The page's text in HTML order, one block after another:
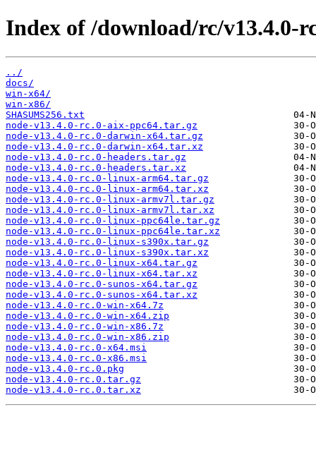
Index of /download/rc/v13.4.0-
../
docs/
win-x64/
win-x86/
SHASUMS256.txt
node-v13.4.0-rc.0-aix-ppc64.tar.gz
node-v13.4.0-rc.0-darwin-x64.tar.gz
node-v13.4.0-rc.0-darwin-x64.tar.xz
node-v13.4.0-rc.0-headers.tar.gz
node-v13.4.0-rc.0-headers.tar.xz
node-v13.4.0-rc.0-linux-arm64.tar.gz
node-v13.4.0-rc.0-linux-arm64.tar.xz
node-v13.4.0-rc.0-linux-armv7l.tar.gz
node-v13.4.0-rc.0-linux-armv7l.tar.xz
node-v13.4.0-rc.0-linux-ppc64le.tar.gz
node-v13.4.0-rc.0-linux-ppc64le.tar.xz
node-v13.4.0-rc.0-linux-s390x.tar.gz
node-v13.4.0-rc.0-linux-s390x.tar.xz
node-v13.4.0-rc.0-linux-x64.tar.gz
node-v13.4.0-rc.0-linux-x64.tar.xz
node-v13.4.0-rc.0-sunos-x64.tar.gz
node-v13.4.0-rc.0-sunos-x64.tar.xz
node-v13.4.0-rc.0-win-x64.7z
node-v13.4.0-rc.0-win-x64.zip
node-v13.4.0-rc.0-win-x86.7z
node-v13.4.0-rc.0-win-x86.zip
node-v13.4.0-rc.0-x64.msi
node-v13.4.0-rc.0-x86.msi
node-v13.4.0-rc.0.pkg
node-v13.4.0-rc.0.tar.gz
node-v13.4.0-rc.0.tar.xz